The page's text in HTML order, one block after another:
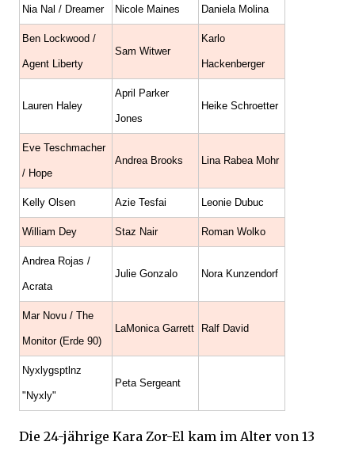
Nia Nal / Dreamer Nicole Maines Daniela Molina
Ben Lockwood /
Agent Liberty
Sam Witwer
Karlo
Hackenberger
Lauren Haley
April Parker
Jones
Heike Schroetter
Eve Teschmacher
/ Hope
Andrea Brooks Lina Rabea Mohr
Kelly Olsen Azie Tesfai Leonie Dubuc
William Dey Staz Nair Roman Wolko
Andrea Rojas /
Acrata
Julie Gonzalo Nora Kunzendorf
Mar Novu / The
Monitor (Erde 90)
LaMonica Garrett Ralf David
Nyxlygsptlnz
"Nyxly"
Peta Sergeant
Die 24-jährige Kara Zor-El kam im Alter von 13